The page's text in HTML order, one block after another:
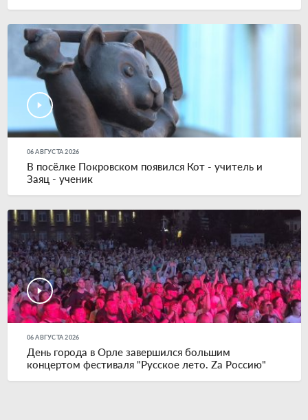
06 АВГУСТА 2026
В посёлке Покровском появился Кот - учитель и
Заяц - ученик
06 АВГУСТА 2026
День города в Орле завершился большим
концертом фестиваля "Русское лето. Zа Россию"